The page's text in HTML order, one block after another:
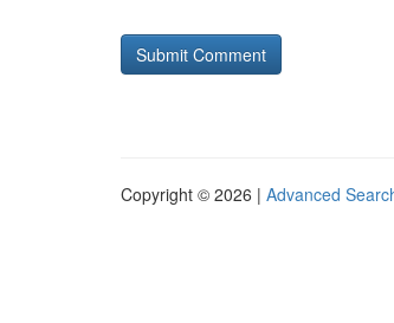
Copyright © 2026 | Advanced